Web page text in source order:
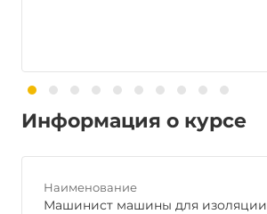
Информация о курсе
Наименование
Машинист машины для изоляции